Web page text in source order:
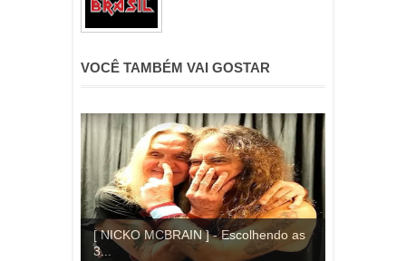
VOCÊ TAMBÉM VAI GOSTAR
[ NICKO MCBRAIN ] - Escolhendo as
3...